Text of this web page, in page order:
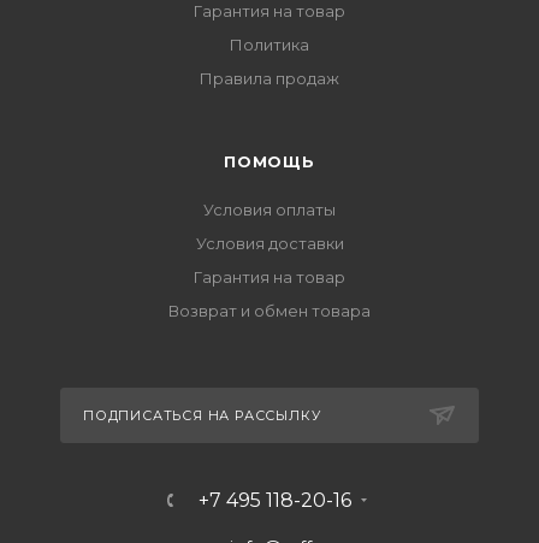
Гарантия на товар
Политика
Правила продаж
ПОМОЩЬ
Условия оплаты
Условия доставки
Гарантия на товар
Возврат и обмен товара
ПОДПИСАТЬСЯ НА РАССЫЛКУ
+7 495 118-20-16